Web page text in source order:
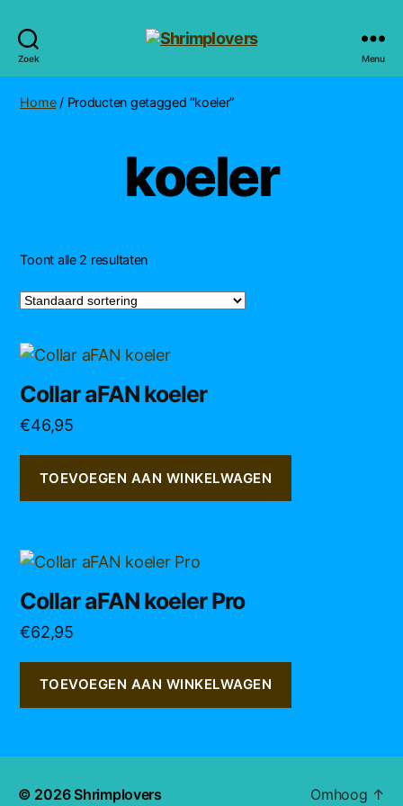
Zoek Menu
Home/ Producten getagged “koeler”
koeler
Toont alle 2 resultaten
Collar aFAN koeler
€46,95
TOEVOEGEN AAN WINKELWAGEN
Collar aFAN koeler Pro
€62,95
TOEVOEGEN AAN WINKELWAGEN
© 2026 Shrimplovers Omhoog ↑